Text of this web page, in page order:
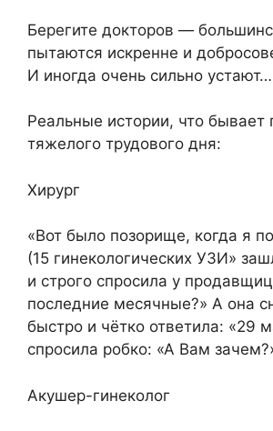
Берегите докторов —
пытаются искренне и
И иногда очень сильно устают…
Реальные истории, что бывает
тяжелого трудового дня:
Хирург
«Вот было позорище, когда я
(15 гинекологических УЗИ»
и строго спросила у
последние месячные?» А она
быстро и чётко ответила: «29
спросила робко: «А Вам
Акушер-гинеколог